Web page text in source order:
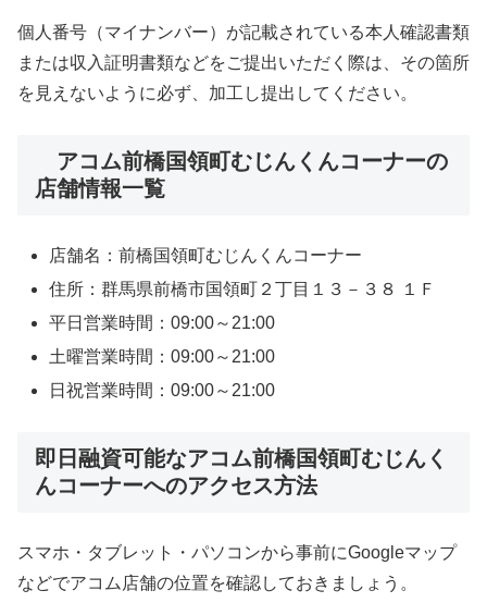
個人番号（マイナンバー）が記載されている本人確認書類
または収入証明書類などをご提出いただく際は、その箇所
を見えないように必ず、加工し提出してください。
アコム前橋国領町むじんくんコーナーの
店舗情報一覧
店舗名：前橋国領町むじんくんコーナー
住所：群馬県前橋市国領町２丁目１３－３８ １Ｆ
平日営業時間：09:00～21:00
土曜営業時間：09:00～21:00
日祝営業時間：09:00～21:00
即日融資可能なアコム前橋国領町むじんく
んコーナーへのアクセス方法
スマホ・タブレット・パソコンから事前にGoogleマップ
などでアコム店舗の位置を確認しておきましょう。